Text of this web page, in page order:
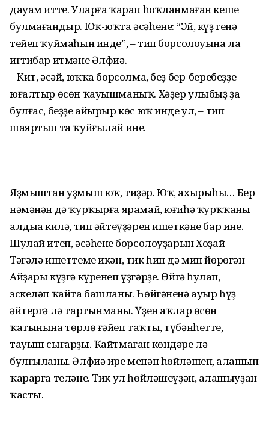
дауам итте. Уларға ҡарап һоҡланмаған кеше
булмағандыр. Юҡ-юҡта әсәһенең: “Эй, күҙ генә
тейеп ҡуймаһын инде”, – тип борсолоуына ла
иғтибар итмәне Әлфиә.
– Кит, әсәй, юҡҡа борсолма, беҙ бер-беребеҙҙе
юғалтыр өсөн ҡауышманыҡ. Хәҙер улыбыҙ ҙа
булғас, беҙҙе айырыр көс юҡ инде ул, – тип
шаяртып та ҡуйғылай ине.
Яҙмыштан уҙмыш юҡ, тиҙәр. Юҡ, ахырыһы… Бер
нәмәнән дә ҡурҡырға ярамай, юғиһә ҡурҡҡаның
алдыңа килә, тип әйтеүҙәрен ишеткәне бар ине.
Шулай итеп, әсәһенең борсолоуҙарын Хоҙай
Тәғәлә ишеттеме икән, тик һин дә мин йөрөгән
Айҙары күҙгә күренеп үҙгәрҙе. Өйгә һуңлап,
эскеләп ҡайта башланы. Һөйгәненә ауыр һүҙ
әйтергә лә тартынманы. Үҙен аҡлар өсөн
ҡатынына төрлө ғәйеп таҡты, түбәнһетте,
тауыш сығарҙы. Ҡайтмаған көндәре лә
булғыланы. Әлфиә ире менән һөйләшеп, аңлашып
ҡарарға теләне. Тик ул һөйләшеүҙән, аңлашыуҙан
ҡасты.